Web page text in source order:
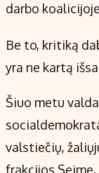
darbo
Be to, kritiką
yra ne kartą
Šiuo metu
valstiečių,
frakcijos